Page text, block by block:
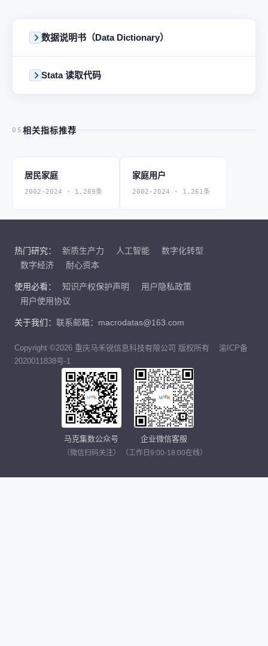
数据说明书（Data Dictionary）
Stata 读取代码
05 相关指标推荐
居民家庭
2002-2024 · 1,269条
家庭用户
2002-2024 · 1,261条
热门研究： 新质生产力 人工智能
数字化转型
数字经济
耐心资本
使用必看： 知识产权保护声明
用户隐私政策
用户使用协议
关于我们： 联系邮箱：macrodatas@163.com
Copyright ©2026 重庆马禾锐信息科技有限公司 版权所有
渝ICP备
2020011838号-1
马克集数公众号
（微信扫码关注）
企业微信客服
（工作日9:00-18:00在线）